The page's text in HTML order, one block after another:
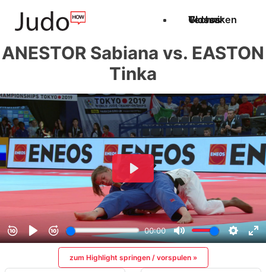
Techniken
Videos
Glossar
ANESTOR Sabiana vs. EASTON
Tinka
zum Highlight springen / vorspulen »